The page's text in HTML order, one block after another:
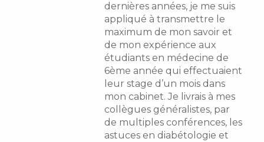
dernières années, je me suis
appliqué à transmettre le
maximum de mon savoir et
de mon expérience aux
étudiants en médecine de
6ème année qui effectuaient
leur stage d’un mois dans
mon cabinet. Je livrais à mes
collègues généralistes, par
de multiples conférences, les
astuces en diabétologie et